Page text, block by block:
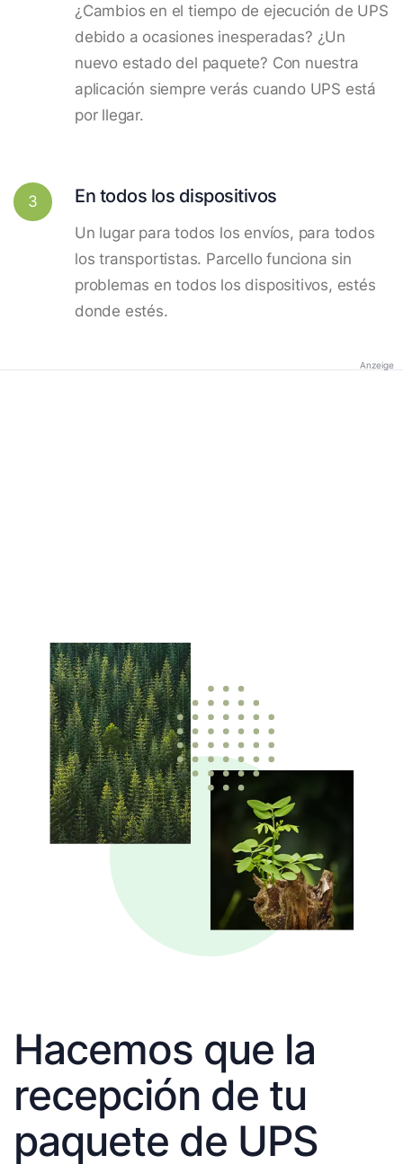
¿Cambios en el tiempo de ejecución de UPS
debido a ocasiones inesperadas? ¿Un
nuevo estado del paquete? Con nuestra
aplicación siempre verás cuando UPS está
por llegar.
3 En todos los dispositivos
Un lugar para todos los envíos, para todos
los transportistas. Parcello funciona sin
problemas en todos los dispositivos, estés
donde estés.
Anzeige
Hacemos que la
recepción de tu
paquete de UPS